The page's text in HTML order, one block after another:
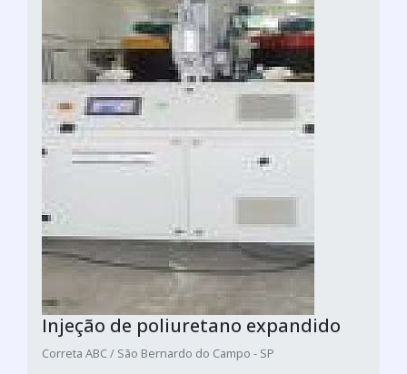
Injeção de poliuretano expandido
Correta ABC / São Bernardo do Campo - SP